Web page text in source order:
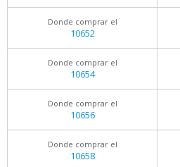
Donde comprar el
10652
Donde comprar el
10654
Donde comprar el
10656
Donde comprar el
10658